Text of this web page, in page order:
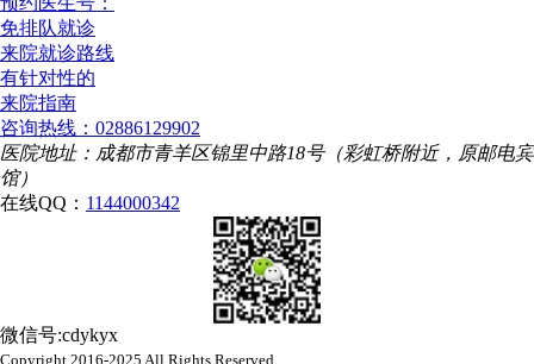
免排队就诊
来院就诊路线
有针对性的
来院指南
咨询热线：02886129902
医院地址：成都市青羊区锦里中路18号（彩虹桥附近，原邮电宾
馆）
在线QQ： 1144000342
微信号:cdykyx
Copyright 2016-2025 All Rights Reserved